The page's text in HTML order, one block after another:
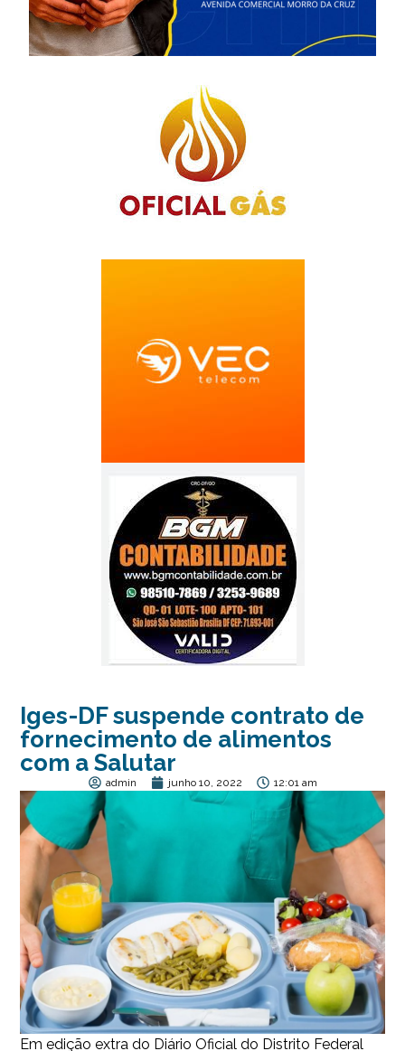
Iges-DF suspende contrato de
fornecimento de alimentos
com a Salutar
admin junho 10, 2022 12:01 am
Em edição extra do Diário Oficial do Distrito Federal